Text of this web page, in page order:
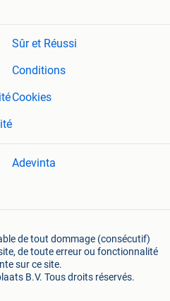
Sûr et Réussi
Conditions
Cookies
Adevinta
de tout dommage (consécutif)
de toute erreur ou fonctionnalité
sur ce site.
B.V. Tous droits réservés.